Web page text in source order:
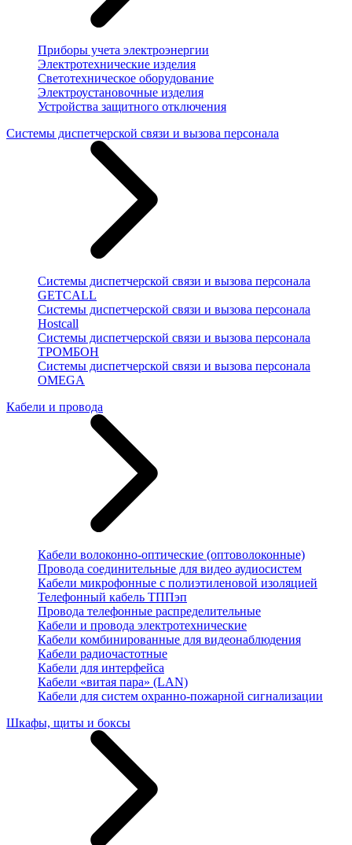
Приборы учета электроэнергии
Электротехнические изделия
Светотехническое оборудование
Электроустановочные изделия
Устройства защитного отключения
Системы диспетчерской связи и вызова персонала
Системы диспетчерской связи и вызова персонала
GETCALL
Системы диспетчерской связи и вызова персонала
Hostcall
Системы диспетчерской связи и вызова персонала
ТРОМБОН
Системы диспетчерской связи и вызова персонала
OMEGA
Кабели и провода
Кабели волоконно-оптические (оптоволоконные)
Провода соединительные для видео аудиосистем
Кабели микрофонные с полиэтиленовой изоляцией
Телефонный кабель ТППэп
Провода телефонные распределительные
Кабели и провода электротехнические
Кабели комбинированные для видеонаблюдения
Кабели радиочастотные
Кабели для интерфейса
Кабели «витая пара» (LAN)
Кабели для систем охранно-пожарной сигнализации
Шкафы, щиты и боксы